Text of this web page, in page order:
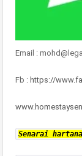
Email :
Fb : https://
Senarai